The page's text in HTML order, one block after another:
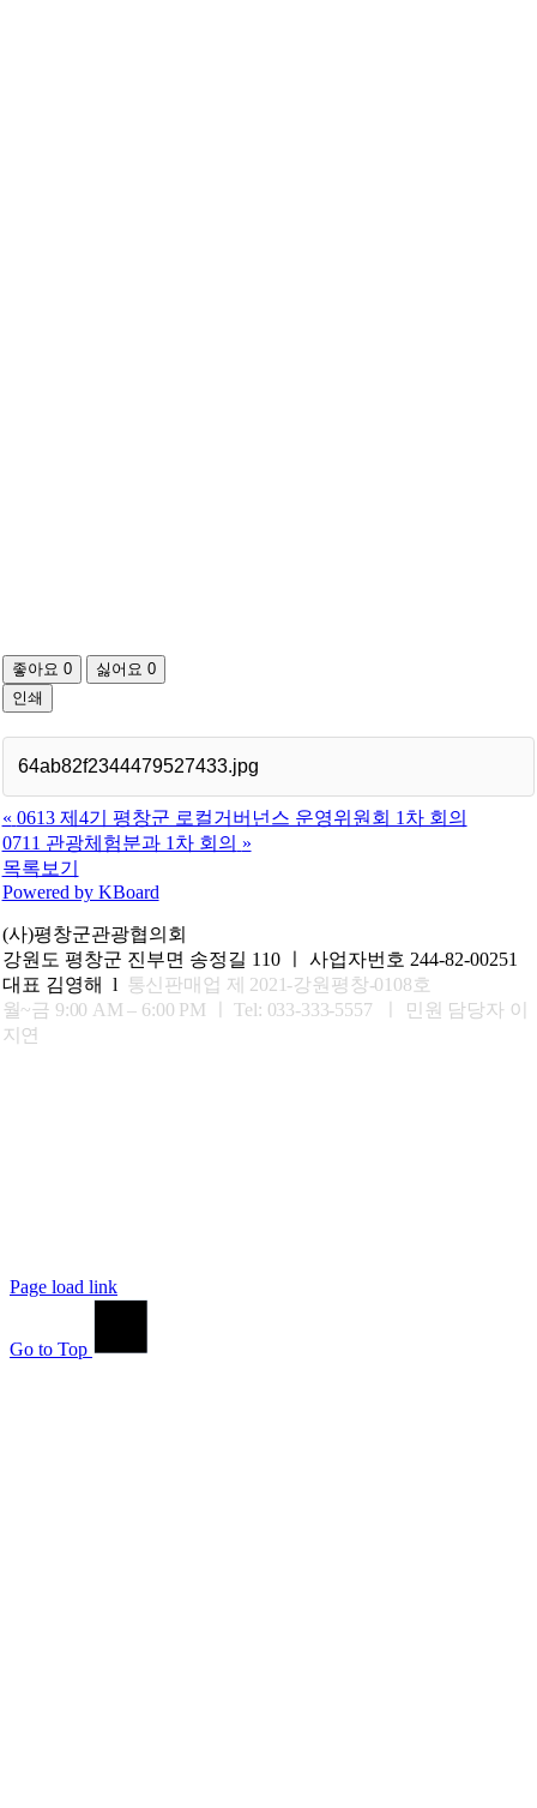
좋아요 0 싫어요 0
인쇄
64ab82f2344479527433.jpg
« 0613 제4기 평창군 로컬거버넌스 운영위원회 1차 회의
0711 관광체험분과 1차 회의 »
목록보기
Powered by KBoard
(사)평창군관광협의회
강원도 평창군 진부면 송정길 110 ㅣ 사업자번호 244-82-00251
대표 김영해 l 통신판매업 제 2021-강원평창-0108호
월~금 9:00 AM – 6:00 PM ㅣTel: 033-333-5557 ㅣ 민원 담당자 이
지연
Page load link
Go to Top